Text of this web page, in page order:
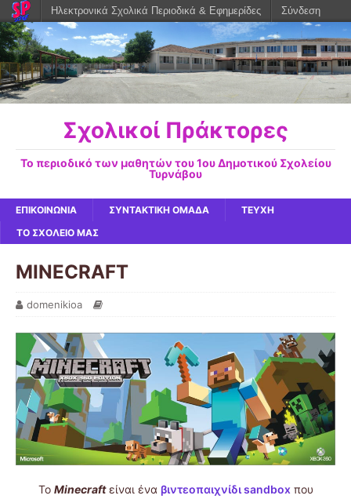
Σχολικοί Πράκτορες
Το περιοδικό των μαθητών του 1ου Δημοτικού Σχολείου
Τυρνάβου
ΕΠΙΚΟΙΝΩΝΙΑ ΣΥΝΤΑΚΤΙΚΗ ΟΜΑΔΑ
ΤΕΥΧΗ
ΤΟ ΣΧΟΛΕΙΟ ΜΑΣ
MINECRAFT
domenikioa
Το Minecraftείναι ένα βιντεοπαιχνίδι sandboxπου
Ηλεκτρονικά Σχολικά Περιοδικά & Εφημερίδες Σύνδεση